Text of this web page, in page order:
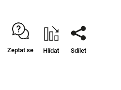
Zeptat se Hlídat Sdílet